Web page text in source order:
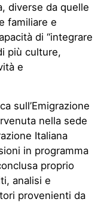
diverse da quelle
familiare e
di “integrare
più culture,
e
sull’Emigrazione
nella sede
Italiana
in programma
proprio
analisi e
provenienti da